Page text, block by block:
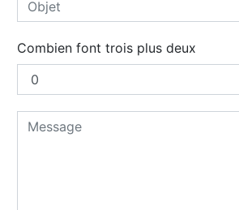
Combien font trois plus deux